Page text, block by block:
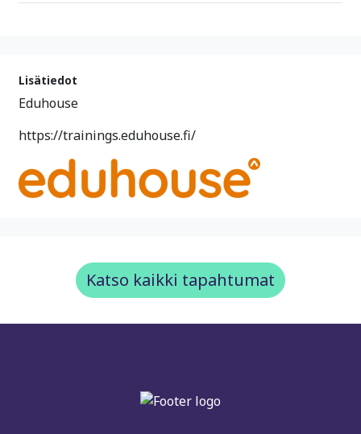
Lisätiedot
Eduhouse
https://trainings.eduhouse.fi/
Katso kaikki tapahtumat